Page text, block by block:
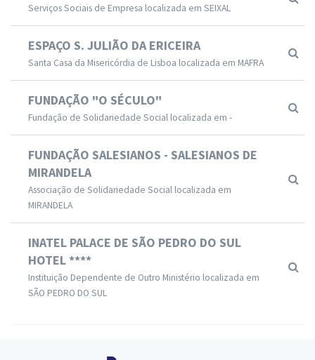
Serviços Sociais de Empresa localizada em SEIXAL
ESPAÇO S. JULIÃO DA ERICEIRA
Santa Casa da Misericórdia de Lisboa localizada em MAFRA
FUNDAÇÃO "O SÉCULO"
Fundação de Solidariedade Social localizada em -
FUNDAÇÃO SALESIANOS - SALESIANOS DE
MIRANDELA
Associação de Solidariedade Social localizada em
MIRANDELA
INATEL PALACE DE SÃO PEDRO DO SUL
HOTEL ****
Instituição Dependente de Outro Ministério localizada em
SÃO PEDRO DO SUL